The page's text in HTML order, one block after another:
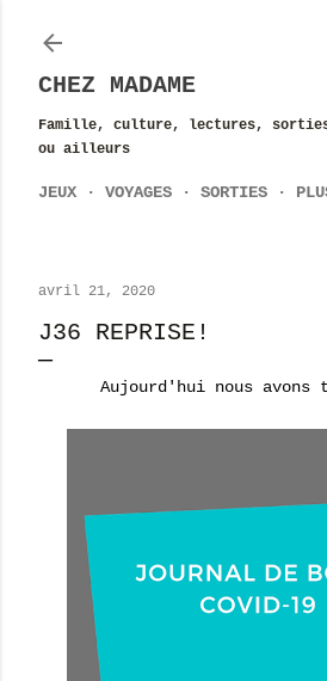
CHEZ MADAME
Famille, culture, lectures,
ou ailleurs
JEUX VOYAGES SORTIES
avril 21, 2020
J36 REPRISE!
Aujourd'hui nous avons